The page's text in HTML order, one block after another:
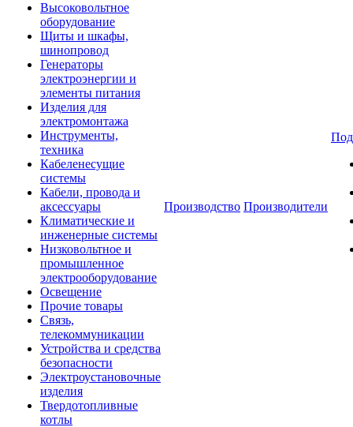
Высоковольтное
оборудование
Щиты и шкафы,
шинопровод
Генераторы
электроэнергии и
элементы питания
Изделия для
электромонтажа
Инструменты,
техника
Кабеленесущие
системы
Кабели, провода и
аксессуары
Климатические и
инженерные системы
Низковольтное и
промышленное
электрооборудование
Освещение
Прочие товары
Связь,
телекоммуникации
Устройства и средства
безопасности
Электроустановочные
изделия
Твердотопливные
котлы
Производство Производители